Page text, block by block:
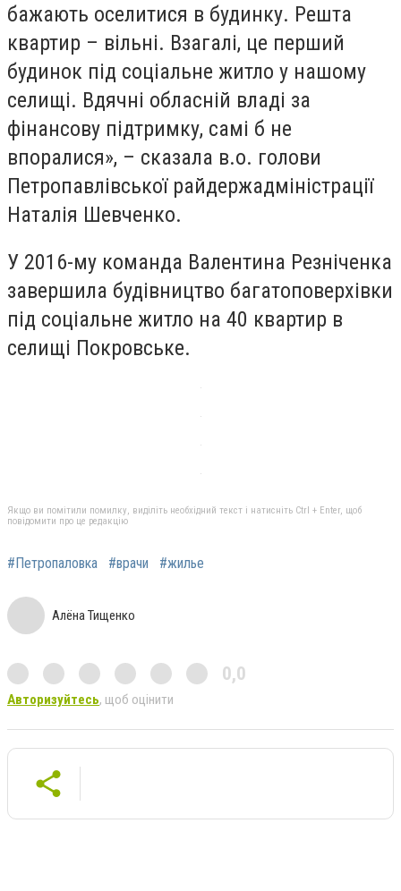
бажають оселитися в будинку. Решта
квартир – вільні. Взагалі, це перший
будинок під соціальне житло у нашому
селищі. Вдячні обласній владі за
фінансову підтримку, самі б не
впоралися», – сказала в.о. голови
Петропавлівської райдержадміністрації
Наталія Шевченко.
У 2016-му команда Валентина Резніченка
завершила будівництво багатоповерхівки
під соціальне житло на 40 квартир в
селищі Покровське.
Якщо ви помітили помилку, виділіть необхідний текст і натисніть Ctrl + Enter, щоб
повідомити про це редакцію
#Петропаловка #врачи #жилье
Алёна Тищенко
0,0
Авторизуйтесь, щоб оцінити